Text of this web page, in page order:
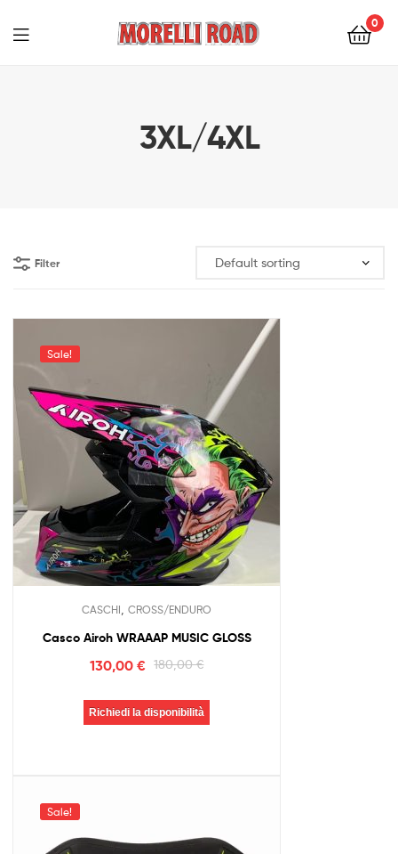
0
3XL/4XL
Filter
Sale!
CASCHI CROSS/ENDURO
Casco Airoh WRAAAP MUSIC GLOSS
180,00€
130,00 €
Richiedi la disponibilità
Sale!